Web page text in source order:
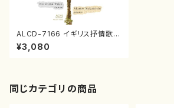
ALCD-7166 イギリス抒情歌曲
集（CD）
¥3,080
同じカテゴリの商品